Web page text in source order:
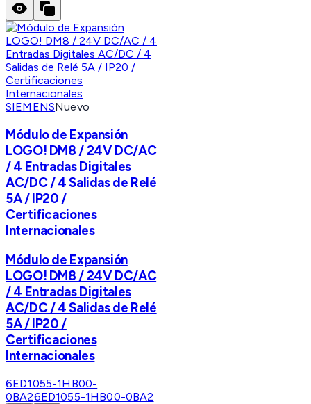
SIEMENSNuevo
Módulo de Expansión
LOGO! DM8 / 24V DC/AC
/ 4 Entradas Digitales
AC/DC / 4 Salidas de Relé
5A / IP20 /
Certificaciones
Internacionales
Módulo de Expansión
LOGO! DM8 / 24V DC/AC
/ 4 Entradas Digitales
AC/DC / 4 Salidas de Relé
5A / IP20 /
Certificaciones
Internacionales
6ED1055-1HB00-
0BA26ED1055-1HB00-0BA2